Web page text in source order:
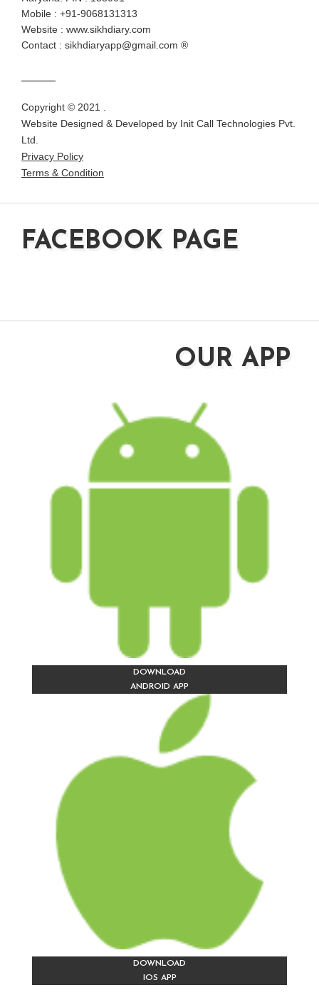
Mobile : +91-9068131313
Website : www.sikhdiary.com
Contact : sikhdiaryapp@gmail.com ®
Copyright © 2021 .
Website Designed & Developed by Init Call Technologies Pvt.
Ltd.
Privacy Policy
Terms & Condition
FACEBOOK PAGE
OUR APP
DOWNLOAD
ANDROID APP
DOWNLOAD
IOS APP